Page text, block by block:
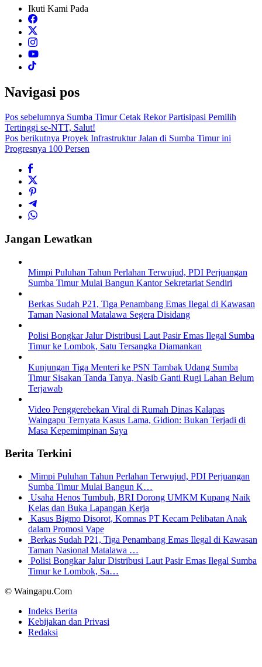
Ikuti Kami Pada
Navigasi pos
Pos sebelumnya Sumba Timur Cetak Rekor Partisipasi Pemilih
Tertinggi se-NTT, Salut!
Pos berikutnya Proyek Infrastruktur Jalan di Sumba Timur ini
Progresnya 100 Persen
Jangan Lewatkan
Mimpi Puluhan Tahun Perlahan Terwujud, PDI Perjuangan
Sumba Timur Mulai Bangun Kantor Sekretariat Sendiri
Berkas Sudah P21, Tiga Penambang Emas Ilegal di Kawasan
Taman Nasional Matalawa Segera Disidang
Polisi Bongkar Jalur Distribusi Laut Pasir Emas Ilegal Sumba
Timur ke Lombok, Satu Tersangka Diamankan
Kunjungan Tiga Menteri ke PSN Tambak Udang Sumba
Timur Sisakan Tanda Tanya, Nasib Ganti Rugi Lahan Belum
Terjawab
Video Penggerebekan Viral di Rumah Dinas Kalapas
Waingapu Ternyata Kasus Lama, Gidion: Bukan Terjadi di
Masa Kepemimpinan Saya
Berita Terkini
Mimpi Puluhan Tahun Perlahan Terwujud, PDI Perjuangan
Sumba Timur Mulai Bangun K…
Usaha Henos Tumbuh, BRI Dorong UMKM Kupang Naik
Kelas dan Buka Lapangan Kerja
Kasus Bigmo Disorot, Komnas PT Kecam Pelibatan Anak
dalam Promosi Vape
Berkas Sudah P21, Tiga Penambang Emas Ilegal di Kawasan
Taman Nasional Matalawa …
Polisi Bongkar Jalur Distribusi Laut Pasir Emas Ilegal Sumba
Timur ke Lombok, Sa…
© Waingapu.Com
Indeks Berita
Kebijakan dan Privasi
Redaksi